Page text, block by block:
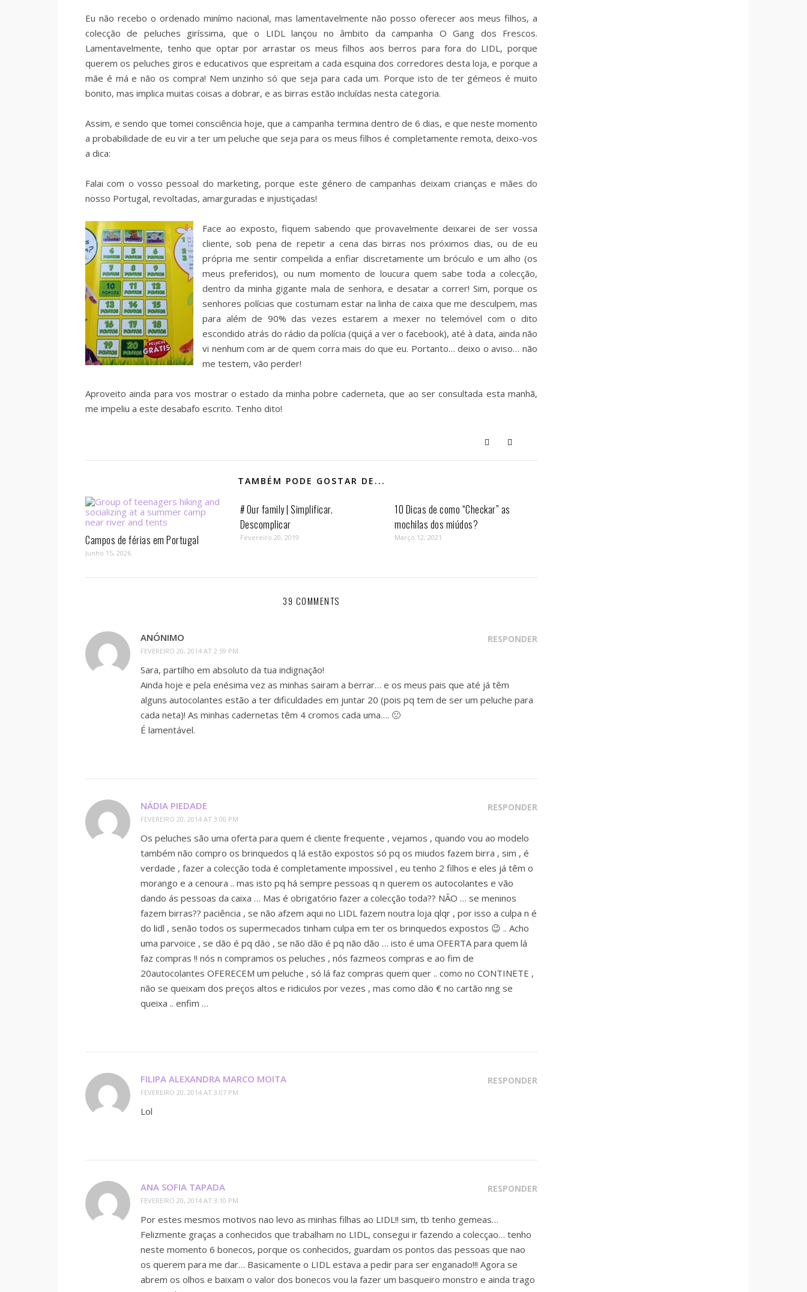
Eu não recebo o ordenado minímo nacional, mas lamentavelmente não posso oferecer aos meus filhos, a
colecção de peluches giríssima, que o LIDL lançou no âmbito da campanha O Gang dos Frescos.
Lamentavelmente, tenho que optar por arrastar os meus filhos aos berros para fora do LIDL, porque
querem os peluches giros e educativos que espreitam a cada esquina dos corredores desta loja, e porque a
mãe é má e não os compra! Nem unzinho só que seja para cada um. Porque isto de ter gémeos é muito
bonito, mas implica muitas coisas a dobrar, e as birras estão incluídas nesta categoria.
Assim, e sendo que tomei consciência hoje, que a campanha termina dentro de 6 dias, e que neste momento
a probabilidade de eu vir a ter um peluche que seja para os meus filhos é completamente remota, deixo-vos
a dica:
Falai com o vosso pessoal do marketing, porque este género de campanhas deixam crianças e mães do
nosso Portugal, revoltadas, amarguradas e injustiçadas!
Face ao exposto, fiquem sabendo que provavelmente deixarei de ser vossa
cliente, sob pena de repetir a cena das birras nos próximos dias, ou de eu
própria me sentir compelida a enfiar discretamente um bróculo e um alho (os
meus preferidos), ou num momento de loucura quem sabe toda a colecção,
dentro da minha gigante mala de senhora, e desatar a correr! Sim, porque os
senhores polícias que costumam estar na linha de caixa que me desculpem, mas
para além de 90% das vezes estarem a mexer no telemóvel com o dito
escondido atrás do rádio da polícia (quiçá a ver o facebook), até à data, ainda não
vi nenhum com ar de quem corra mais do que eu. Portanto… deixo o aviso… não
me testem, vão perder!
Aproveito ainda para vos mostrar o estado da minha pobre caderneta, que ao ser consultada esta manhã,
me impeliu a este desabafo escrito. Tenho dito!
TAMBÉM PODE GOSTAR DE...
Campos de férias em Portugal
Junho 15, 2026
# Our family | Simplificar.
Descomplicar
Fevereiro 20, 2019
10 Dicas de como “Checkar” as
mochilas dos miúdos?
Março 12, 2021
39 COMMENTS
ANÓNIMO
FEVEREIRO 20, 2014 AT 2:59 PM
RESPONDER
Sara, partilho em absoluto da tua indignação!
Ainda hoje e pela enésima vez as minhas sairam a berrar… e os meus pais que até já têm
alguns autocolantes estão a ter dificuldades em juntar 20 (pois pq tem de ser um peluche para
cada neta)! As minhas cadernetas têm 4 cromos cada uma…. 🙁
É lamentável.
NÁDIA PIEDADE
FEVEREIRO 20, 2014 AT 3:00 PM
RESPONDER
Os peluches são uma oferta para quem é cliente frequente , vejamos , quando vou ao modelo
também não compro os brinquedos q lá estão expostos só pq os miudos fazem birra , sim , é
verdade , fazer a colecção toda é completamente impossivel , eu tenho 2 filhos e eles já têm o
morango e a cenoura .. mas isto pq há sempre pessoas q n querem os autocolantes e vão
dando ás pessoas da caixa … Mas é obrigatório fazer a colecção toda?? NÃO … se meninos
fazem birras?? paciência , se não afzem aqui no LIDL fazem noutra loja qlqr , por isso a culpa n é
do lidl , senão todos os supermecados tinham culpa em ter os brinquedos expostos 😉 .. Acho
uma parvoice , se dão é pq dão , se não dão é pq não dão … isto é uma OFERTA para quem lá
faz compras !! nós n compramos os peluches , nós fazmeos compras e ao fim de
20autocolantes OFERECEM um peluche , só lá faz compras quem quer .. como no CONTINETE ,
não se queixam dos preços altos e ridiculos por vezes , mas como dão € no cartão nng se
queixa .. enfim …
FILIPA ALEXANDRA MARCO MOITA
FEVEREIRO 20, 2014 AT 3:07 PM
RESPONDER
Lol
ANA SOFIA TAPADA
FEVEREIRO 20, 2014 AT 3:10 PM
RESPONDER
Por estes mesmos motivos nao levo as minhas filhas ao LIDL!! sim, tb tenho gemeas…
Felizmente graças a conhecidos que trabalham no LIDL, consegui ir fazendo a colecçao… tenho
neste momento 6 bonecos, porque os conhecidos, guardam os pontos das pessoas que nao
os querem para me dar… Basicamente o LIDL estava a pedir para ser enganado!!! Agora se
abrem os olhos e baixam o valor dos bonecos vou la fazer um basqueiro monstro e ainda trago